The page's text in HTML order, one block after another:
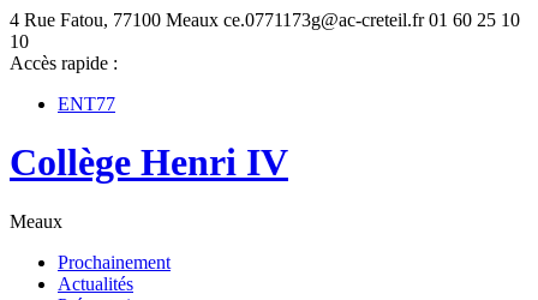
4 Rue Fatou, 77100 Meaux ce.0771173g@ac-creteil.fr 01 60 25 10
10
Accès rapide :
ENT77
Collège Henri IV
Meaux
Prochainement
Actualités